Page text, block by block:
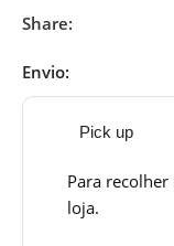
Share:
Envio:
Pick up
Para recolher
loja.